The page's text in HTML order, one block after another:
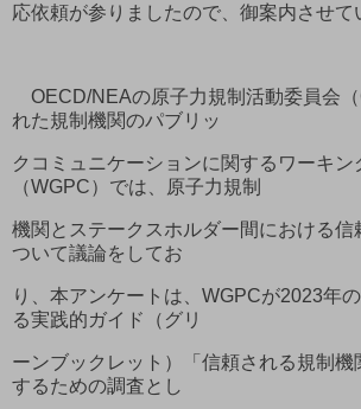
応依頼が参りましたので、御案内させて
OECD/NEAの原子力規制活動委員会
れた規制機関のパブリッ
クコミュニケーションに関するワーキン
（WGPC）では、原子力規制
機関とステークスホルダー間における信
ついて議論をしてお
り、本アンケートは、WGPCが2023年
る実践的ガイド（グリ
ーンブックレット）「信頼される規制機
するための調査とし